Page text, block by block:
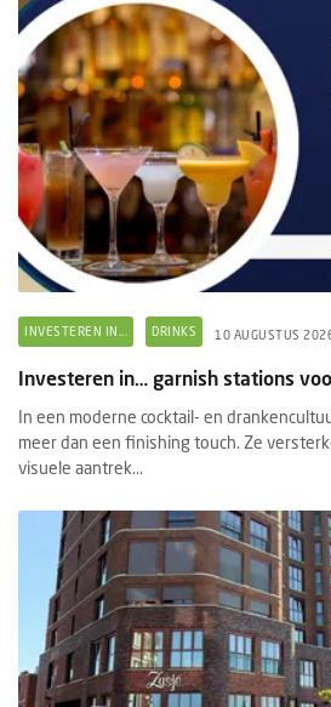
INVESTEREN IN... DRINKS 10 AUGUSTUS
Investeren in… garnish stations
In een moderne cocktail- en
meer dan een finishing touch. Ze
visuele aantrek...